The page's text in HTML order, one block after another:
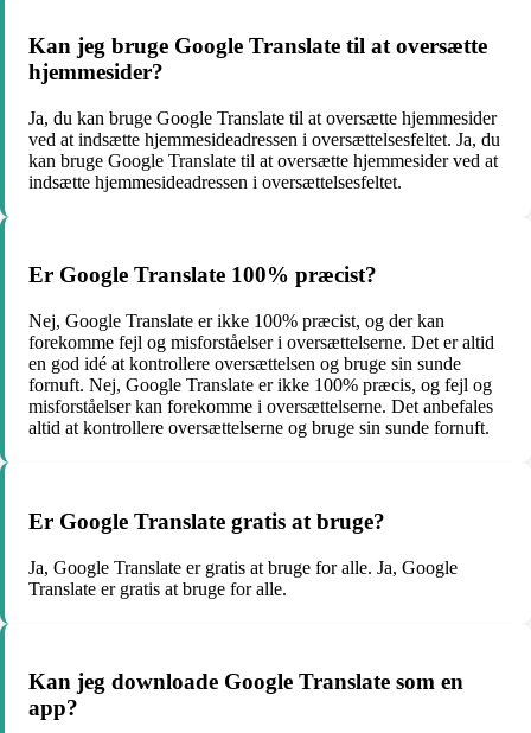
Kan jeg bruge Google Translate til at oversætte
hjemmesider?
Ja, du kan bruge Google Translate til at oversætte hjemmesider
ved at indsætte hjemmesideadressen i oversættelsesfeltet. Ja, du
kan bruge Google Translate til at oversætte hjemmesider ved at
indsætte hjemmesideadressen i oversættelsesfeltet.
Er Google Translate 100% præcist?
Nej, Google Translate er ikke 100% præcist, og der kan
forekomme fejl og misforståelser i oversættelserne. Det er altid
en god idé at kontrollere oversættelsen og bruge sin sunde
fornuft. Nej, Google Translate er ikke 100% præcis, og fejl og
misforståelser kan forekomme i oversættelserne. Det anbefales
altid at kontrollere oversættelserne og bruge sin sunde fornuft.
Er Google Translate gratis at bruge?
Ja, Google Translate er gratis at bruge for alle. Ja, Google
Translate er gratis at bruge for alle.
Kan jeg downloade Google Translate som en
app?